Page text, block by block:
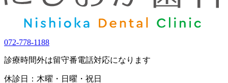
072-778-1188
診療時間外は留守番電話対応になります
休診日：木曜・日曜・祝日